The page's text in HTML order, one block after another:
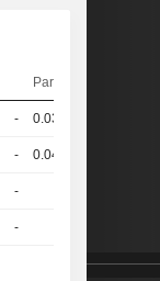
Parité
- 0.031
- 0.048
-
-